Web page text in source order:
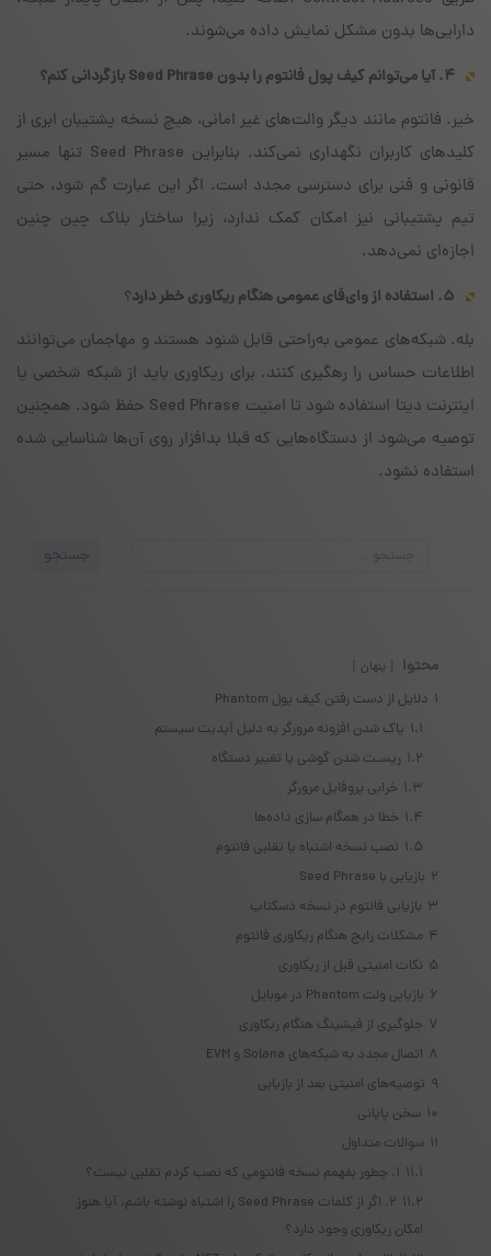
دارایی‌ها بدون مشکل نمایش داده می‌شوند.
۴. آیا می‌توانم کیف پول فانتوم را بدون Seed Phrase بازگردانی کنم؟
خیر. فانتوم مانند دیگر والت‌های غیر امانی، هیچ نسخه پشتیبان ابری از
کلیدهای کاربران نگهداری نمی‌کند. بنابراین Seed Phrase تنها مسیر
قانونی و فنی برای دسترسی مجدد است. اگر این عبارت گم شود، حتی
تیم پشتیبانی نیز امکان کمک ندارد، زیرا ساختار بلاک چین چنین
اجازه‌ای نمی‌دهد.
۵. استفاده از وای‌فای عمومی هنگام ریکاوری خطر دارد ؟
بله. شبکه‌های عمومی به‌راحتی قابل شنود هستند و مهاجمان می‌توانند
اطلاعات حساس را رهگیری کنند. برای ریکاوری باید از شبکه شخصی یا
اینترنت دیتا استفاده شود تا امنیت Seed Phrase حفظ شود. همچنین
توصیه می‌شود از دستگاه‌هایی که قبلا بدافزار روی آن‌ها شناسایی شده
استفاده نشود.
جستجو
محتوا پنهان
1 دلایل از دست رفتن کیف پول Phantom
1.1 پاک شدن افزونه مرورگر به دلیل آپدیت سیستم
1.2 ریسـت شدن گوشی یا تغییر دستگاه
1.3 خرابی پروفایل مرورگر
1.4 خطا در همگام سازی داده‌ها
1.5 نصب نسخه اشتباه یا تقلبی فانتوم
2 بازیابی با Seed Phrase
3 بازیابی فانتوم در نسخه دسکتاپ
4 مشکلات رایج هنگام ریکاوری فانتوم
5 نکات امنیتی قبل از ریکاوری
6 بازیابی ولت Phantom در موبایل
7 جلوگیری از فیشینگ هنگام ریکاوری
8 اتصال مجدد به شبکه‌های Solana و EVM
9 توصیه‌های امنیتی بعد از بازیابی
10 سخن پایانی
11 سوالات متداول
11.1 ۱. چطور بفهمم نسخه فانتومی که نصب کردم تقلبی نیست؟
11.2
۲. اگر از کلمات Seed Phrase را اشتباه نوشته باشم، آیا هنوز
امکان ریکاوری وجود دارد؟